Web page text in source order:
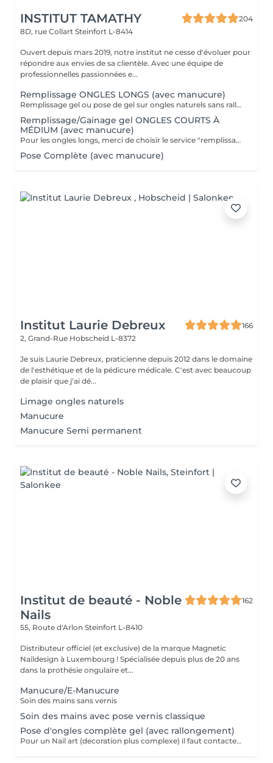
INSTITUT TAMATHY
204
8D, rue Collart Steinfort L-8414
Ouvert depuis mars 2019, notre institut ne cesse d'évoluer pour
répondre aux envies de sa clientèle. Avec une équipe de
professionnelles passionnées e...
Remplissage ONGLES LONGS (avec manucure)
Remplissage gel ou pose de gel sur ongles naturels sans rallongement. Si vous souhaitez une décoration, pensez à rajouter décor ongle.
Remplissage/Gainage gel ONGLES COURTS À
MÉDIUM (avec manucure)
Pour les ongles longs, merci de choisir le service "remplissage ongles longs". Remplissage gel ou pose de gel sur ongles naturels sans rallongement. Si vous souhaitez une décoration, pensez à rajouter décor ongle.
Pose Complète (avec manucure)
Institut Laurie Debreux
166
2, Grand-Rue Hobscheid L-8372
Je suis Laurie Debreux, praticienne depuis 2012 dans le domaine
de l'esthétique et de la pédicure médicale. C'est avec beaucoup
de plaisir que j'ai dé...
Limage ongles naturels
Manucure
Manucure Semi permanent
Institut de beauté - Noble
Nails
162
55, Route d'Arlon Steinfort L-8410
Distributeur officiel (et exclusive) de la marque Magnetic
Naildesign à Luxembourg ! Spécialisée depuis plus de 20 ans
dans la prothésie ongulaire et...
Manucure/E-Manucure
Soin des mains sans vernis
Soin des mains avec pose vernis classique
Pose d'ongles complète gel (avec rallongement)
Pour un Nail art (decoration plus complexe) il faut contacter l'institut pour avoir un devis.